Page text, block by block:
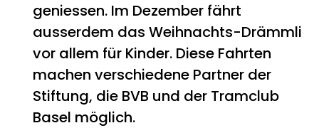
geniessen. Im Dezember fährt
ausserdem das Weihnachts-Drämmli
vor allem für Kinder. Diese Fahrten
machen verschiedene Partner der
Stiftung, die BVB und der Tramclub
Basel möglich.